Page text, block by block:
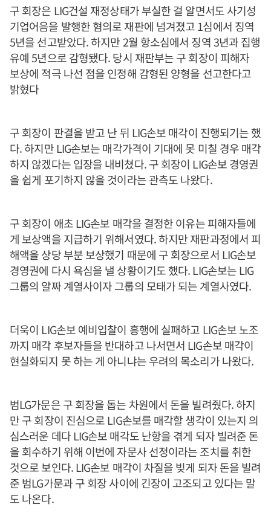
구 회장은 LIG건설 재정상태가 부실한 걸 알면서도 사기성
기업어음을 발행한 혐의로 재판에 넘겨졌고 1심에서 징역
5년을 선고받았다. 하지만 2월 항소심에서 징역 3년과 집행
유예 5년으로 감형됐다. 당시 재판부는 구 회장이 피해자
보상에 적극 나선 점을 인정해 감형된 양형을 선고한다고
밝혔다
구 회장이 판결을 받고 난 뒤 LIG손보 매각이 진행되기는 했
다. 하지만 LIG손보는 매각가격이 기대에 못 미칠 경우 매각
하지 않겠다는 입장을 내비쳤다. 구 회장이 LIG손보 경영권
을 쉽게 포기하지 않을 것이라는 관측도 나왔다.
구 회장이 애초 LIG손보 매각을 결정한 이유는 피해자들에
게 보상액을 지급하기 위해서였다. 하지만 재판과정에서 피
해액을 상당 부분 보상했기 때문에 구 회장으로서 LIG손보
경영권에 다시 욕심을 낼 상황이기도 했다. LIG손보는 LIG
그룹의 알짜 계열사이자 그룹의 모태가 되는 계열사였다.
더욱이 LIG손보 예비입찰이 흥행에 실패하고 LIG손보 노조
까지 매각 후보자들을 반대하고 나서면서 LIG손보 매각이
현실화되지 못 하는 게 아니냐는 우려의 목소리가 나왔다.
범LG가문은 구 회장을 돕는 차원에서 돈을 빌려줬다. 하지
만 구 회장이 진심으로 LIG손보를 매각할 생각이 있는지 의
심스러운 데다 LIG손보 매각도 난항을 겪게 되자 빌려준 돈
을 회수하기 위해 이번에 자문사 선정이라는 조치를 취한
것으로 보인다. LIG손보 매각이 차질을 빚게 되자 돈을 빌려
준 범LG가문과 구 회장 사이에 긴장이 고조되고 있다는 말
도 나온다.